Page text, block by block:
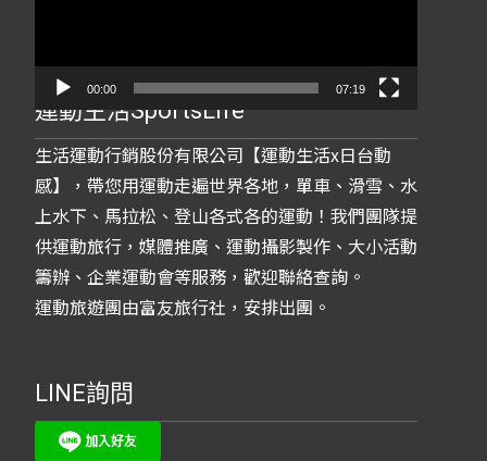
00:00 07:19
運動生活SportsLife
生活運動行銷股份有限公司【運動生活x日台動
感】，帶您用運動走遍世界各地，單車、滑雪、水
上水下、馬拉松、登山各式各的運動！我們團隊提
供運動旅行，媒體推廣、運動攝影製作、大小活動
籌辦、企業運動會等服務，歡迎聯絡查詢。
運動旅遊團由富友旅行社，安排出團。
LINE詢問